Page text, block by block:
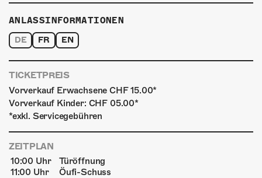
ANLASSINFORMATIONEN
DE FR EN
TICKETPREIS
Vorverkauf Erwachsene CHF 15.00*
Vorverkauf Kinder: CHF 05.00*
*exkl. Servicegebühren
ZEITPLAN
10:00 Uhr
Türöffnung
11:00 Uhr
Öufi-Schuss